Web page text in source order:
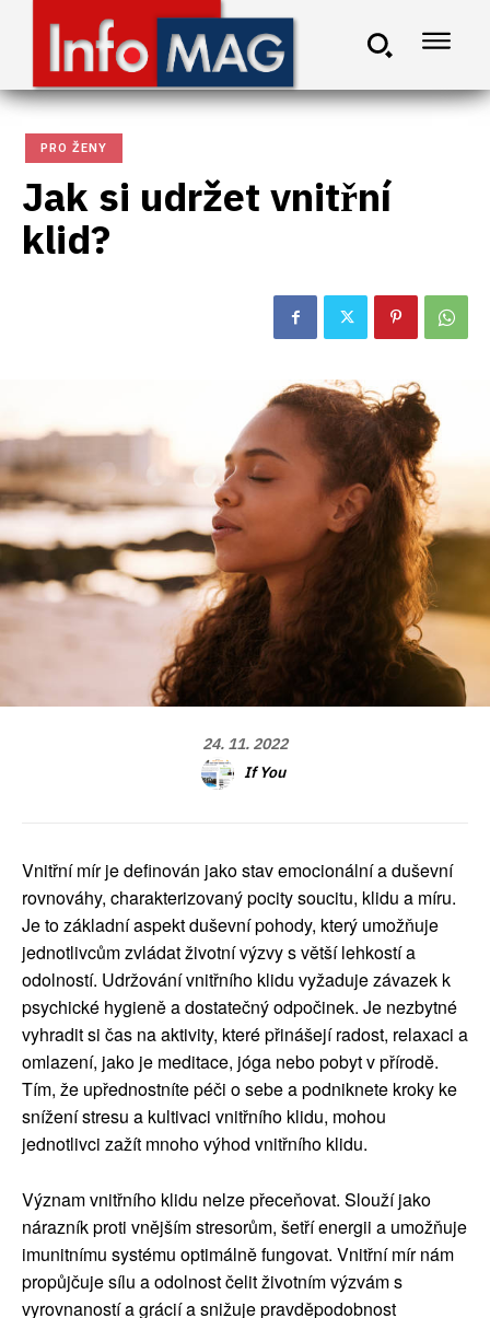
PRO ŽENY
Jak si udržet vnitřní
klid?
24. 11. 2022
If You
Vnitřní mír je definován jako stav emocionální a duševní
rovnováhy, charakterizovaný pocity soucitu, klidu a míru.
Je to základní aspekt duševní pohody, který umožňuje
jednotlivcům zvládat životní výzvy s větší lehkostí a
odolností. Udržování vnitřního klidu vyžaduje závazek k
psychické hygieně a dostatečný odpočinek. Je nezbytné
vyhradit si čas na aktivity, které přinášejí radost, relaxaci a
omlazení, jako je meditace, jóga nebo pobyt v přírodě.
Tím, že upřednostníte péči o sebe a podniknete kroky ke
snížení stresu a kultivaci vnitřního klidu, mohou
jednotlivci zažít mnoho výhod vnitřního klidu.
Význam vnitřního klidu nelze přeceňovat. Slouží jako
nárazník proti vnějším stresorům, šetří energii a umožňuje
imunitnímu systému optimálně fungovat. Vnitřní mír nám
propůjčuje sílu a odolnost čelit životním výzvám s
vyrovnaností a grácií a snižuje pravděpodobnost